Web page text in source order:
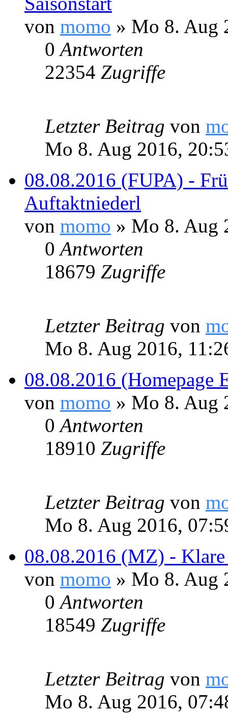
von momo » Mo 8. Aug
0Antworten
22354 Zugriffe
Letzter Beitrag von
Mo 8. Aug 2016,
08.08.2016 (FUPA) -
Auftaktniederl
von momo » Mo 8. Aug
0Antworten
18679 Zugriffe
Letzter Beitrag von
Mo 8. Aug 2016,
08.08.2016 (Homepage
von momo » Mo 8. Aug
0Antworten
18910 Zugriffe
Letzter Beitrag von
Mo 8. Aug 2016,
08.08.2016 (MZ) -
von momo » Mo 8. Aug
0Antworten
18549 Zugriffe
Letzter Beitrag von
Mo 8. Aug 2016,